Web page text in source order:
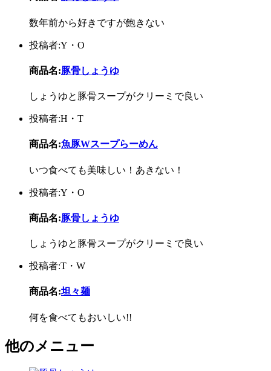
数年前から好きですが飽きない
投稿者:Y・O
商品名:豚骨しょうゆ
しょうゆと豚骨スープがクリーミで良い
投稿者:H・T
商品名:魚豚Wスープらーめん
いつ食べても美味しい！あきない！
投稿者:Y・O
商品名:豚骨しょうゆ
しょうゆと豚骨スープがクリーミで良い
投稿者:T・W
商品名:坦々麺
何を食べてもおいしい!!
他のメニュー